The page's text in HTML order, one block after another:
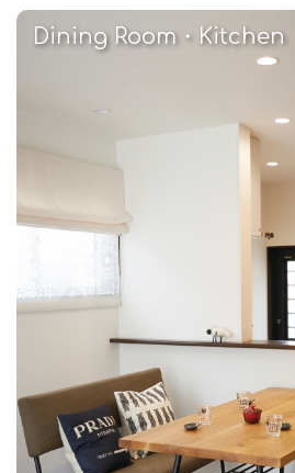
Dining Room・Kitchen